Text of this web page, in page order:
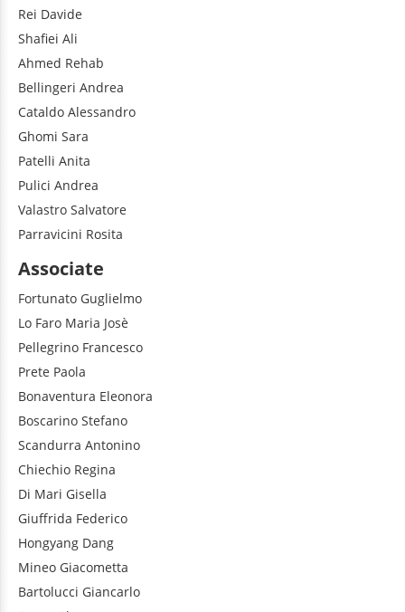
Rei Davide
Shafiei Ali
Ahmed Rehab
Bellingeri Andrea
Cataldo Alessandro
Ghomi Sara
Patelli Anita
Pulici Andrea
Valastro Salvatore
Parravicini Rosita
Associate
Fortunato Guglielmo
Lo Faro Maria Josè
Pellegrino Francesco
Prete Paola
Bonaventura Eleonora
Boscarino Stefano
Scandurra Antonino
Chiechio Regina
Di Mari Gisella
Giuffrida Federico
Hongyang Dang
Mineo Giacometta
Bartolucci Giancarlo